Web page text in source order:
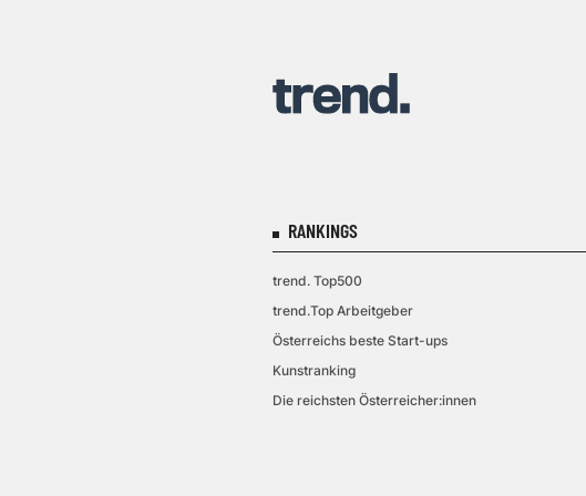
RANKINGS
trend. Top500
trend.Top Arbeitgeber
Österreichs beste Start-ups
Kunstranking
Die reichsten Österreicher:innen